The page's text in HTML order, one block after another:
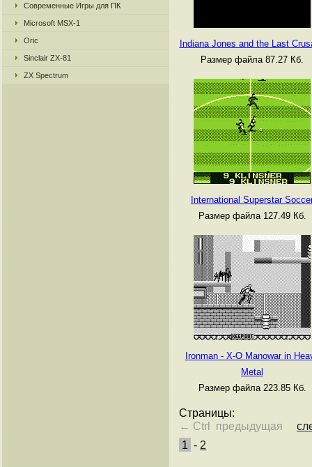
Современные Игры для ПК
Microsoft MSX-1
Oric
Sinclair ZX-81
ZX Spectrum
Indiana Jones and the Last
Размер файла 87.27 Кб.
International Superstar
Размер файла 127.49 Кб.
Ironman - X-O Manowar in
Metal
Размер файла 223.85 Кб.
Страницы:
← Ctrl предыдущая
1 - 2